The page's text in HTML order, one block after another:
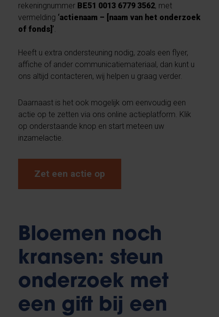
rekeningnummer BE51 0013 6779 3562, met
vermelding ‘actienaam – [naam van het onderzoek
of fonds]’.
Heeft u extra ondersteuning nodig, zoals een flyer,
affiche of ander communicatiemateriaal, dan kunt u
ons altijd contacteren, wij helpen u graag verder.
Daarnaast is het ook mogelijk om eenvoudig een
actie op te zetten via ons online actieplatform. Klik
op onderstaande knop en start meteen uw
inzamelactie.
Zet een actie op
Bloemen noch
kransen: steun
onderzoek met
een gift bij een